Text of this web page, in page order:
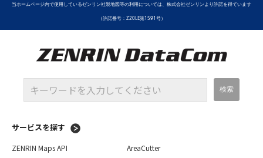
当ホームページ内で使用しているゼンリン社製地図等の利用については、株式会社ゼンリンより許諾を得ています
（許諾番号：Z20LE第1591号）
サービスを探す
ZENRIN Maps API
AreaCutter